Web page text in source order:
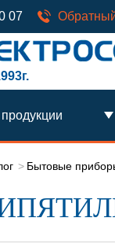
07
продукции
Бытовые